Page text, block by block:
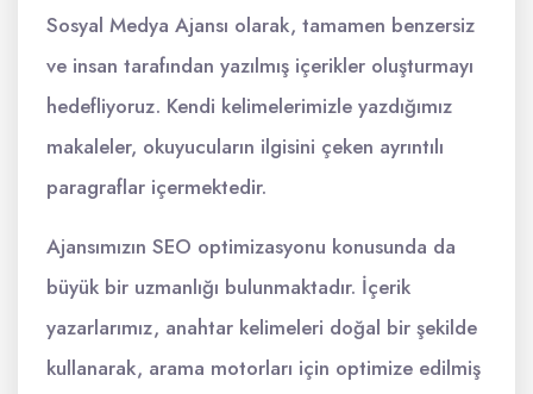
Sosyal Medya Ajansı olarak, tamamen benzersiz
ve insan tarafından yazılmış içerikler oluşturmayı
hedefliyoruz. Kendi kelimelerimizle yazdığımız
makaleler, okuyucuların ilgisini çeken ayrıntılı
paragraflar içermektedir.
Ajansımızın SEO optimizasyonu konusunda da
büyük bir uzmanlığı bulunmaktadır. İçerik
yazarlarımız, anahtar kelimeleri doğal bir şekilde
kullanarak, arama motorları için optimize edilmiş